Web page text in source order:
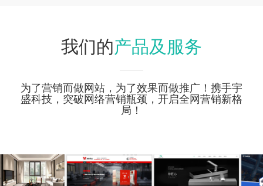
我们的产品及服务
为了营销而做网站，为了效果而做推广！携手宇
盛科技，突破网络营销瓶颈，开启全网营销新格
局！